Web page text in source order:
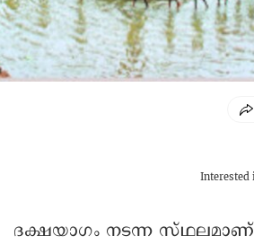
Interested
ദക്ഷയാഗം നടന്ന